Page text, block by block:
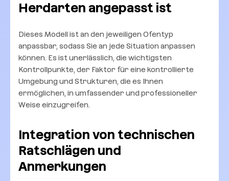
Herdarten angepasst ist
Dieses Modell ist an den jeweiligen Ofentyp
anpassbar, sodass Sie an jede Situation anpassen
können. Es ist unerlässlich, die wichtigsten
Kontrollpunkte, der Faktor für eine kontrollierte
Umgebung und Strukturen, die es Ihnen
ermöglichen, in umfassender und professioneller
Weise einzugreifen.
Integration von technischen
Ratschlägen und
Anmerkungen